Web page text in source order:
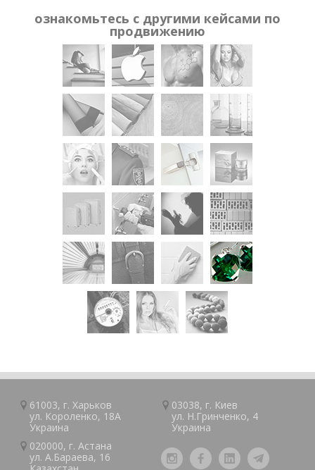
ознакомьтесь с другими кейсами по
продвижению
61003, г.Харьков
ул. Короленко, 18А
Украина
03038, г. Киев
ул. Н.Гринченко, 4
Украина
020000, г.Астана
ул. А.Барaeва, 16